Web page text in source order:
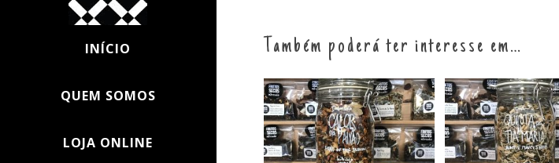
INÍCIO
QUEM SOMOS
LOJA ONLINE
Também poderá ter interesse em…